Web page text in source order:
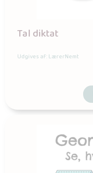
Tal diktat
Udgives af: LærerNemt